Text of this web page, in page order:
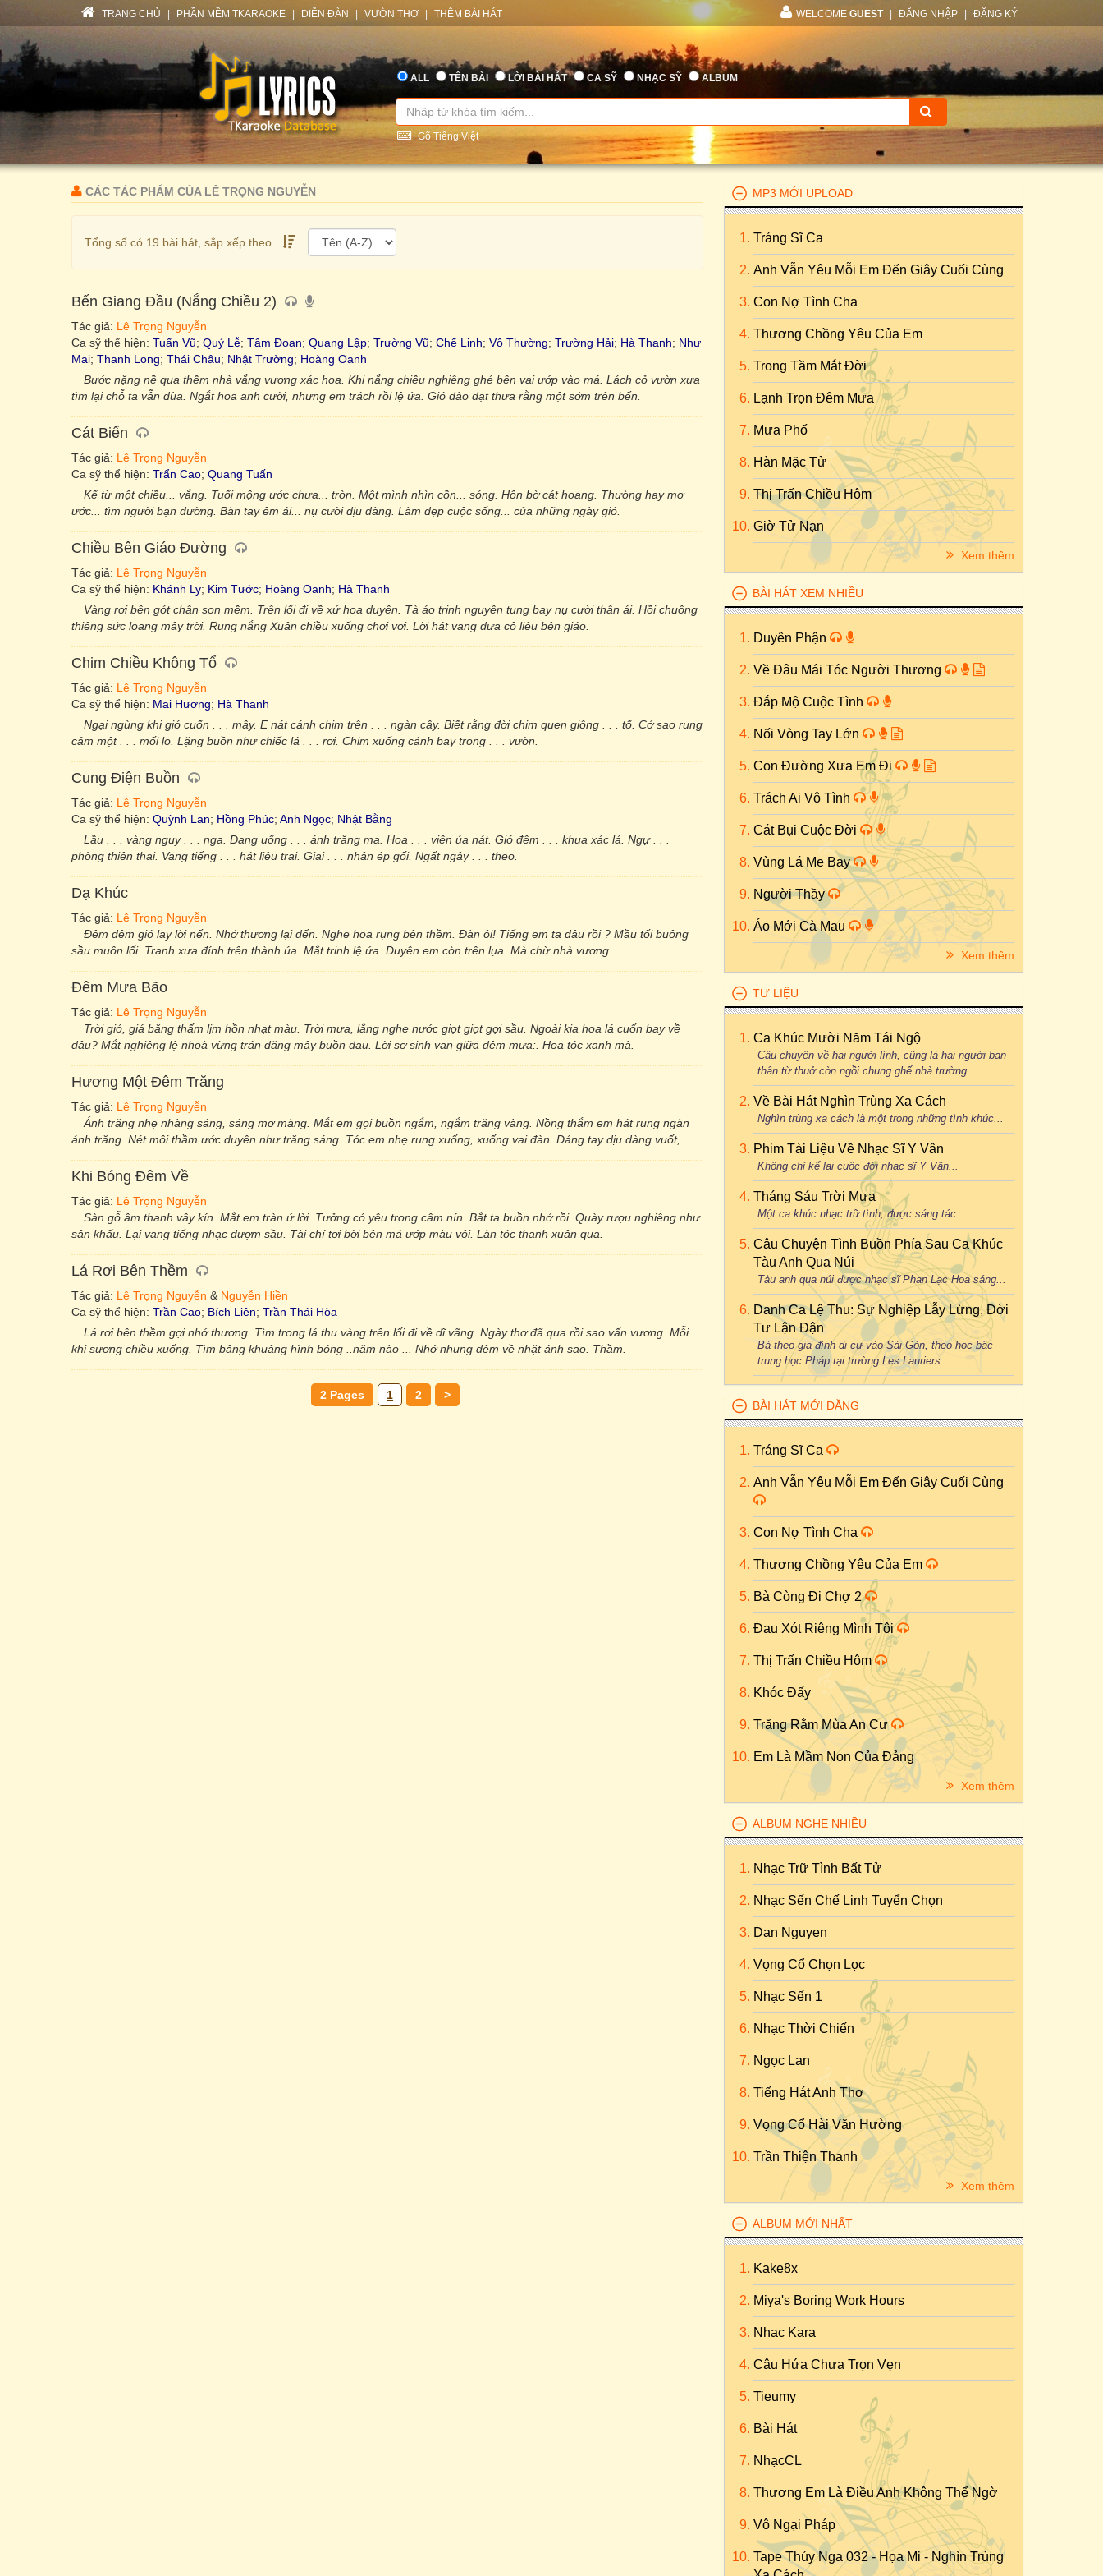
TRANG CHỦ PHẦN MỀM TKARAOKE DIỄN ĐÀN VƯỜN THƠ THÊM BÀI HÁT WELCOME GUEST ĐĂNG NHẬP ĐĂNG KÝ
ALL TÊN BÀI LỜI BÀI HÁT CA SỸ NHẠC SỸ ALBUM
Gõ Tiếng Việt
CÁC TÁC PHẨM CỦA LÊ TRỌNG NGUYỄN
Tổng số có 19 bài hát, sắp xếp theo
Bến Giang Đầu (Nắng Chiều 2)
Tác giả: Lê Trọng Nguyễn
Ca sỹ thể hiện: Tuấn Vũ; Quý Lễ; Tâm Đoan; Quang Lập; Trường Vũ; Chế Linh; Vô Thường; Trường Hải; Hà Thanh; Như
Mai; Thanh Long; Thái Châu; Nhật Trường; Hoàng Oanh
Bước nặng nề qua thềm nhà vắng vương xác hoa. Khi nắng chiều nghiêng ghé bên vai ướp vào má. Lách cỏ vườn xưa
tìm lại chỗ ta vẫn đùa. Ngắt hoa anh cười, nhưng em trách rồi lệ ứa. Gió dào dạt thưa rằng một sớm trên bến.
Cát Biển
Tác giả: Lê Trọng Nguyễn
Ca sỹ thể hiện: Trẩn Cao; Quang Tuấn
Kể từ một chiều... vắng. Tuổi mộng ước chưa... tròn. Một mình nhìn cồn... sóng. Hôn bờ cát hoang. Thường hay mơ
ước... tìm người bạn đường. Bàn tay êm ái... nụ cười dịu dàng. Làm đẹp cuộc sống... của những ngày gió.
Chiều Bên Giáo Đường
Tác giả: Lê Trọng Nguyễn
Ca sỹ thể hiện: Khánh Ly; Kim Tước; Hoàng Oanh; Hà Thanh
Vàng rơi bên gót chân son mềm. Trên lối đi về xứ hoa duyên. Tà áo trinh nguyên tung bay nụ cười thân ái. Hồi chuông
thiêng sức loang mây trời. Rung nắng Xuân chiều xuống chơi vơi. Lời hát vang đưa cô liêu bên giáo.
Chim Chiều Không Tổ
Tác giả: Lê Trọng Nguyễn
Ca sỹ thể hiện: Mai Hương; Hà Thanh
Ngại ngùng khi gió cuốn . . . mây. E nát cánh chim trên . . . ngàn cây. Biết rằng đời chim quen giông . . . tố. Cớ sao rung
cảm một . . . mối lo. Lặng buồn như chiếc lá . . . rơi. Chim xuống cánh bay trong . . . vườn.
Cung Điện Buồn
Tác giả: Lê Trọng Nguyễn
Ca sỹ thể hiện: Quỳnh Lan; Hồng Phúc; Anh Ngọc; Nhật Bằng
Lầu . . . vàng nguy . . . nga. Đang uống . . . ánh trăng ma. Hoa . . . viên úa nát. Gió đêm . . . khua xác lá. Ngự . . .
phòng thiên thai. Vang tiếng . . . hát liêu trai. Giai . . . nhân ép gối. Ngất ngây . . . theo.
Dạ Khúc
Tác giả: Lê Trọng Nguyễn
Đêm đêm gió lay lời nến. Nhớ thương lại đến. Nghe hoa rụng bên thềm. Đàn ôi! Tiếng em ta đâu rồi ? Mầu tối buông
sầu muôn lối. Tranh xưa đính trên thành úa. Mắt trinh lệ ứa. Duyên em còn trên lụa. Mà chừ nhà vương.
Đêm Mưa Bão
Tác giả: Lê Trọng Nguyễn
Trời gió, giá băng thấm lịm hồn nhạt màu. Trời mưa, lắng nghe nước giọt giọt gợi sầu. Ngoài kia hoa lá cuốn bay về
đâu? Mắt nghiêng lệ nhoà vừng trán dăng mây buồn đau. Lời sơ sinh van giữa đêm mưa:. Hoa tóc xanh mà.
Hương Một Đêm Trăng
Tác giả: Lê Trọng Nguyễn
Ánh trăng nhẹ nhàng sáng, sáng mơ màng. Mắt em gọi buồn ngắm, ngắm trăng vàng. Nồng thắm em hát rung ngàn
ánh trăng. Nét môi thầm ước duyên như trăng sáng. Tóc em nhẹ rung xuống, xuống vai đàn. Dáng tay dịu dàng vuốt,
Khi Bóng Đêm Về
Tác giả: Lê Trọng Nguyễn
Sàn gỗ âm thanh vây kín. Mắt em tràn ứ lời. Tưởng có yêu trong câm nín. Bắt ta buồn nhớ rồi. Quày rượu nghiêng như
sân khấu. Lại vang tiếng nhạc đượm sầu. Tài chí tơi bời bên má ướp màu vôi. Làn tóc thanh xuân qua.
Lá Rơi Bên Thềm
Tác giả: Lê Trọng Nguyễn & Nguyễn Hiền
Ca sỹ thể hiện: Trần Cao; Bích Liên; Trần Thái Hòa
Lá rơi bên thềm gợi nhớ thương. Tìm trong lá thu vàng trên lối đi về dĩ vãng. Ngày thơ đã qua rồi sao vấn vương. Mỗi
khi sương chiều xuống. Tìm bâng khuâng hình bóng ..năm nào ... Nhớ nhung đêm về nhặt ánh sao. Thầm.
2 Pages 1 2 >
MP3 MỚI UPLOAD
Tráng Sĩ Ca
Anh Vẫn Yêu Mỗi Em Đến Giây Cuối Cùng
Con Nợ Tình Cha
Thương Chồng Yêu Của Em
Trong Tầm Mắt Đời
Lạnh Trọn Đêm Mưa
Mưa Phố
Hàn Mặc Tử
Thị Trấn Chiều Hôm
Giờ Tử Nạn
Xem thêm
BÀI HÁT XEM NHIỀU
Duyên Phận
Về Đâu Mái Tóc Người Thương
Đắp Mộ Cuộc Tình
Nối Vòng Tay Lớn
Con Đường Xưa Em Đi
Trách Ai Vô Tình
Cát Bụi Cuộc Đời
Vùng Lá Me Bay
Người Thầy
Áo Mới Cà Mau
Xem thêm
TƯ LIỆU
Ca Khúc Mười Năm Tái Ngộ
Câu chuyện về hai người lính, cũng là hai người bạn
thân từ thuở còn ngồi chung ghế nhà trường...
Về Bài Hát Nghìn Trùng Xa Cách
Nghìn trùng xa cách là một trong những tình khúc...
Phim Tài Liệu Về Nhạc Sĩ Y Vân
Không chỉ kể lại cuộc đời nhạc sĩ Y Vân...
Tháng Sáu Trời Mưa
Một ca khúc nhạc trữ tình, được sáng tác...
Câu Chuyện Tình Buồn Phía Sau Ca Khúc
Tàu Anh Qua Núi
Tàu anh qua núi được nhạc sĩ Phan Lạc Hoa sáng...
Danh Ca Lệ Thu: Sự Nghiệp Lẫy Lừng, Đời
Tư Lận Đận
Bà theo gia đình di cư vào Sài Gòn, theo học bậc
trung học Pháp tại trường Les Lauriers...
BÀI HÁT MỚI ĐĂNG
Tráng Sĩ Ca
Anh Vẫn Yêu Mỗi Em Đến Giây Cuối Cùng
Con Nợ Tình Cha
Thương Chồng Yêu Của Em
Bà Còng Đi Chợ 2
Đau Xót Riêng Mình Tôi
Thị Trấn Chiều Hôm
Khóc Đấy
Trăng Rằm Mùa An Cư
Em Là Mầm Non Của Đảng
Xem thêm
ALBUM NGHE NHIỀU
Nhạc Trữ Tình Bất Tử
Nhạc Sến Chế Linh Tuyển Chọn
Dan Nguyen
Vọng Cổ Chọn Lọc
Nhạc Sến 1
Nhạc Thời Chiến
Ngọc Lan
Tiếng Hát Anh Thơ
Vọng Cổ Hài Văn Hường
Trần Thiện Thanh
Xem thêm
ALBUM MỚI NHẤT
Kake8x
Miya's Boring Work Hours
Nhac Kara
Câu Hứa Chưa Trọn Vẹn
Tieumy
Bài Hát
NhạcCL
Thương Em Là Điều Anh Không Thể Ngờ
Vô Ngại Pháp
Tape Thúy Nga 032 - Họa Mi - Nghìn Trùng